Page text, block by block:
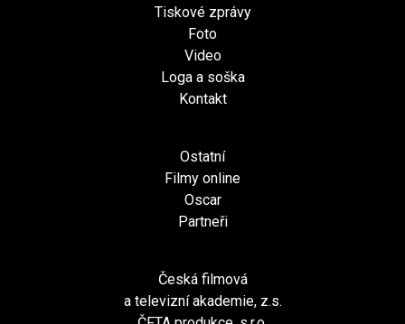
Tiskové zprávy
Foto
Video
Loga a soška
Kontakt
Ostatní
Filmy online
Oscar
Partneři
Česká filmová
a televizní akademie, z.s.